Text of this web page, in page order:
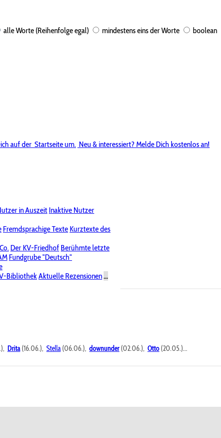
alle Worte (Reihenfolge egal) mindestens eins der Worte boolean
auf der Startseite um. Neu & interessiert? Melde Dich kostenlos an!
in Auszeit Inaktive Nutzer
Fremdsprachige Texte Kurztexte des
Der KV-Friedhof Berühmte letzte
Fundgrube "Deutsch"
BibliothekAktuelle Rezensionen...
Drita (16.06.), Stella (06.06.), downunder(02.06.), Otto (20.05.)...